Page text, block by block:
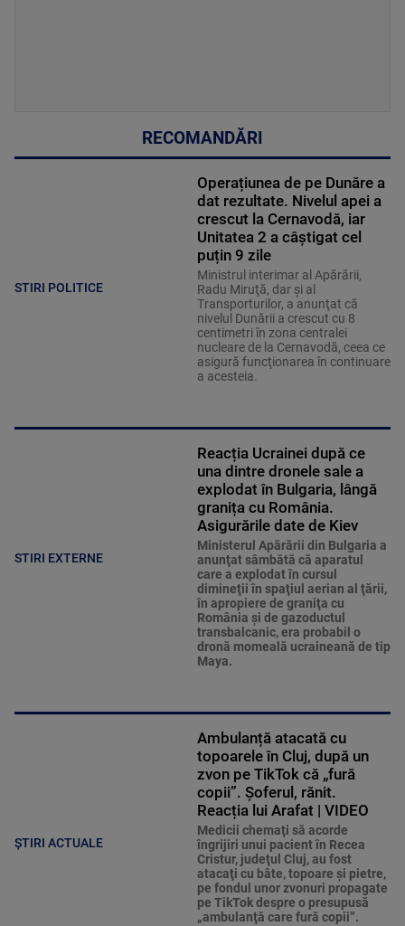
RECOMANDĂRI
STIRI POLITICE
Operațiunea de pe Dunăre a
dat rezultate. Nivelul apei a
crescut la Cernavodă, iar
Unitatea 2 a câștigat cel
puțin 9 zile
Ministrul interimar al Apărării,
Radu Miruţă, dar şi al
Transporturilor, a anunţat că
nivelul Dunării a crescut cu 8
centimetri în zona centralei
nucleare de la Cernavodă, ceea ce
asigură funcţionarea în continuare
a acesteia.
STIRI EXTERNE
Reacția Ucrainei după ce
una dintre dronele sale a
explodat în Bulgaria, lângă
granița cu România.
Asigurările date de Kiev
Ministerul Apărării din Bulgaria a
anunţat sâmbătă că aparatul
care a explodat în cursul
dimineţii în spaţiul aerian al ţării,
în apropiere de graniţa cu
România şi de gazoductul
transbalcanic, era probabil o
dronă momeală ucraineană de tip
Maya.
ȘTIRI ACTUALE
Ambulanță atacată cu
topoarele în Cluj, după un
zvon pe TikTok că „fură
copii”. Șoferul, rănit.
Reacția lui Arafat | VIDEO
Medicii chemaţi să acorde
îngrijiri unui pacient în Recea
Cristur, judeţul Cluj, au fost
atacaţi cu bâte, topoare şi pietre,
pe fondul unor zvonuri propagate
pe TikTok despre o presupusă
„ambulanţă care fură copii”.